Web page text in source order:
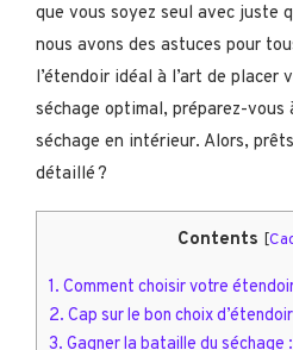
que vous soyez seul avec juste
nous avons des astuces pour
l’étendoir idéal à l’art de placer
séchage optimal, préparez-vous
séchage en intérieur. Alors,
détaillé ?
Contents [
1. Comment choisir votre
2. Cap sur le bon choix
3. Gagner la bataille du séchage